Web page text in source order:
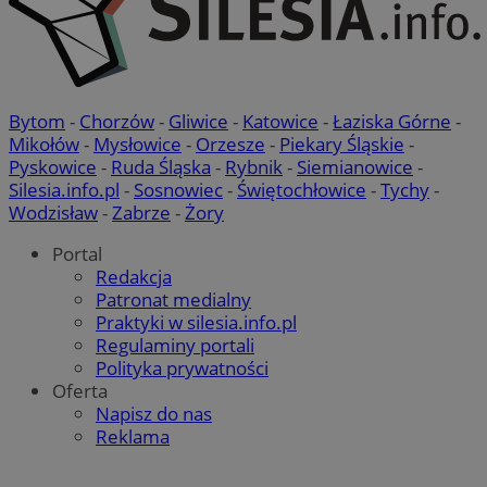
Bytom - Chorzów- Gliwice - Katowice -Łaziska Górne -
Mikołów- Mysłowice - Orzesze - Piekary Śląskie -
Pyskowice - Ruda Śląska - Rybnik- Siemianowice -
Silesia.info.pl - Sosnowiec- Świętochłowice -Tychy-
Wodzisław-Zabrze -Żory
Portal
Redakcja
Patronat medialny
Praktyki w silesia.info.pl
Regulaminy portali
Polityka prywatności
Oferta
Napisz do nas
Reklama
__cf_bm
Cloudflare Inc.
.temu.com
29 minut
sekund
INGRESSCOOKIE
Policy